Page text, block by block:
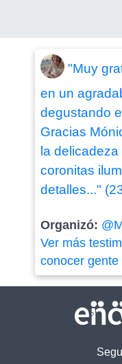
"Muy
en un
degustando
Gracias
la
coronitas
detalles..."
Organizó:
Ver más
conocer gente